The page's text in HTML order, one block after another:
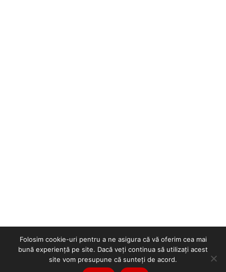
Folosim cookie-uri pentru a ne asigura că vă oferim cea mai
bună experiență pe site. Dacă veți continua să utilizați acest
site vom presupune că sunteți de acord.